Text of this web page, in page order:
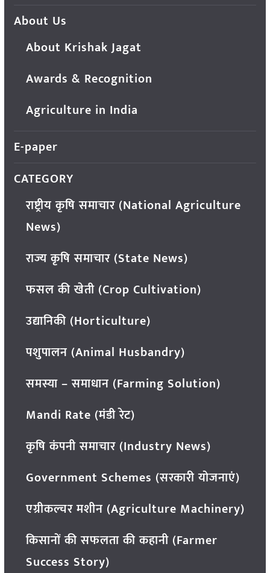
About Us
About Krishak Jagat
Awards & Recognition
Agriculture in India
E-paper
CATEGORY
राष्ट्रीय कृषि समाचार (National Agriculture
News)
राज्य कृषि समाचार (State News)
फसल की खेती (Crop Cultivation)
उद्यानिकी (Horticulture)
पशुपालन (Animal Husbandry)
समस्या – समाधान (Farming Solution)
Mandi Rate (मंडी रेट)
कृषि कंपनी समाचार (Industry News)
Government Schemes (सरकारी योजनाएं)
एग्रीकल्चर मशीन (Agriculture Machinery)
किसानों की सफलता की कहानी (Farmer
Success Story)